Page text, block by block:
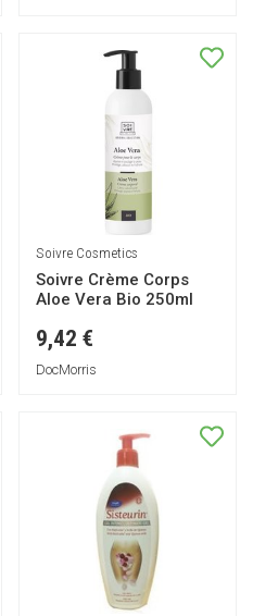
Soivre Cosmetics
Soivre Crème Corps
Aloe Vera Bio 250ml
9,42 €
DocMorris